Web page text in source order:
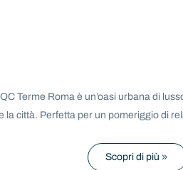
Terme Roma è un’oasi urbana di
città. Perfetta per un pomeriggio di
Scopri di più